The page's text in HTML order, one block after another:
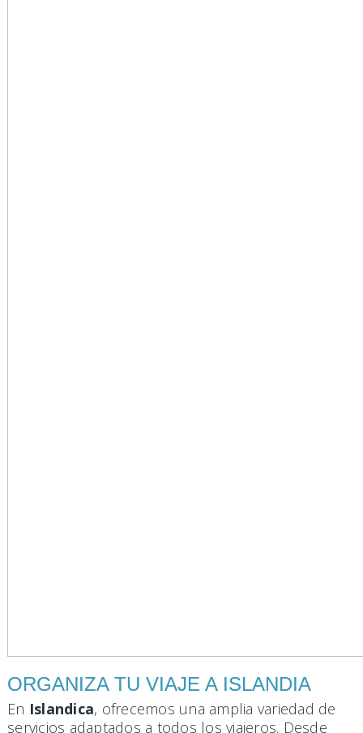
ORGANIZA TU VIAJE A ISLANDIA
En Islandica, ofrecemos una amplia variedad de
servicios adaptados a todos los viajeros. Desde